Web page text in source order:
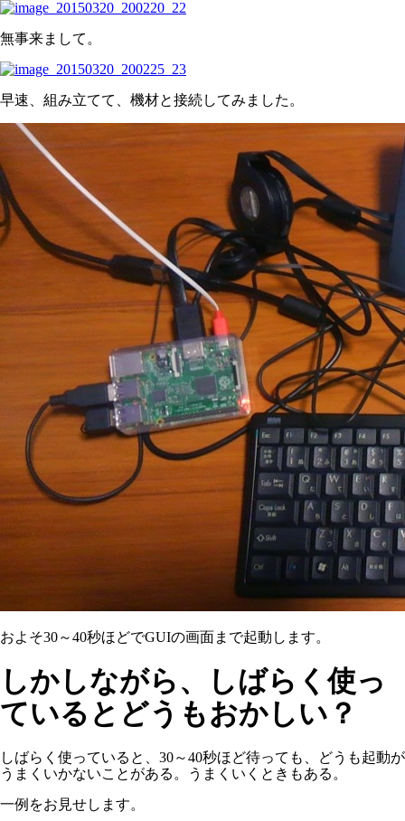
無事来まして。
早速、組み立てて、機材と接続してみました。
およそ30～40秒ほどでGUIの画面まで起動します。
しかしながら、しばらく使っ
ているとどうもおかしい？
しばらく使っていると、30～40秒ほど待っても、どうも起動が
うまくいかないことがある。うまくいくときもある。
一例をお見せします。